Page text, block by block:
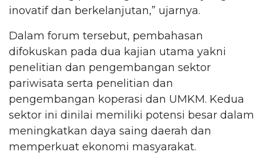
inovatif dan berkelanjutan,” ujarnya.
Dalam forum tersebut, pembahasan
difokuskan pada dua kajian utama yakni
penelitian dan pengembangan sektor
pariwisata serta penelitian dan
pengembangan koperasi dan UMKM. Kedua
sektor ini dinilai memiliki potensi besar dalam
meningkatkan daya saing daerah dan
memperkuat ekonomi masyarakat.